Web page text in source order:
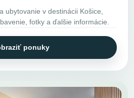
ubytovanie v destinácii Košice,
fotky a ďalšie informácie.
ponuky